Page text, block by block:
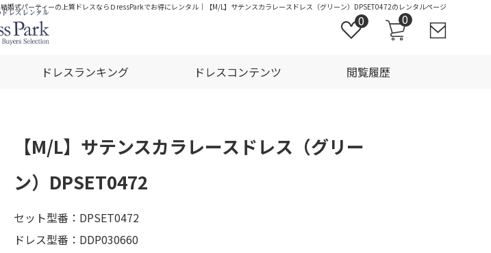
結婚式パーティーの上質ドレスならＤressParkでお得にレンタル｜【M/L】サテンスカラレースドレス（グリーン）DPSET0472のレンタルページ
ドレスランキング ドレスコンテンツ 閲覧履歴
0 0
【M/L】サテンスカラレースドレス（グリー
ン）DPSET0472
セット型番：DPSET0472
ドレス型番：DDP030660